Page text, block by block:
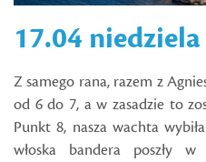
17.04 niedziela
Z samego rana, razem z
od 6 do 7, a w zasadzie to
Punkt 8, nasza wachta
włoska bandera poszły